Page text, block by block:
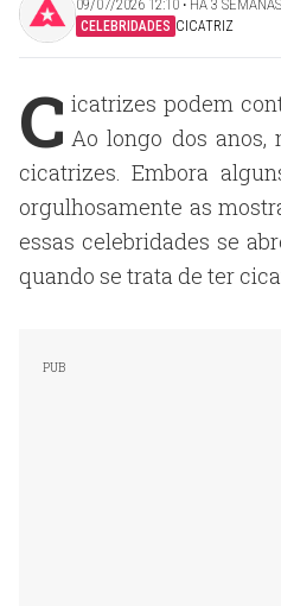
09/07/2026 12:10 ‧ HÁ 3
CELEBRIDADES CICATRIZ
C icatrizes podem
Ao longo dos anos,
cicatrizes. Embora
orgulhosamente as
essas celebridades se
quando se trata de ter